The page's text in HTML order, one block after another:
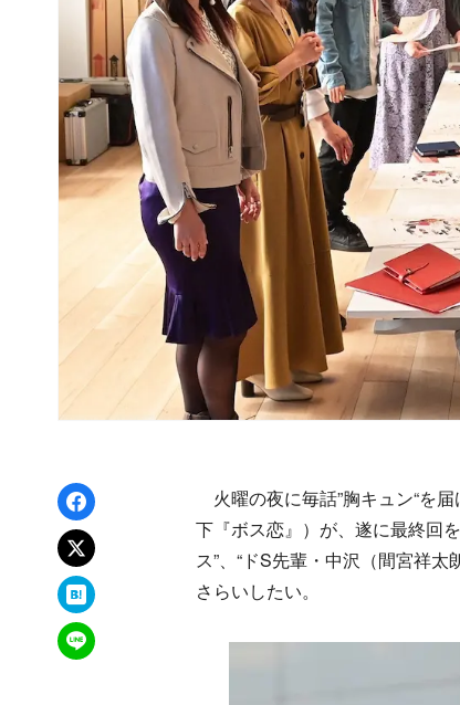
Facebookでシェア
xでポスト
はてなブックマーク
LINEで送る
火曜の夜に毎話”胸キュン“を
下『ボス恋』）が、遂に最終回
ス”、“ドS先輩・中沢（間宮祥
さらいしたい。